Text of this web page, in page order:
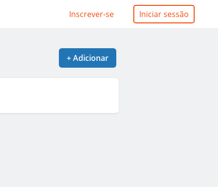
Inscrever-se Iniciar sessão
+Adicionar